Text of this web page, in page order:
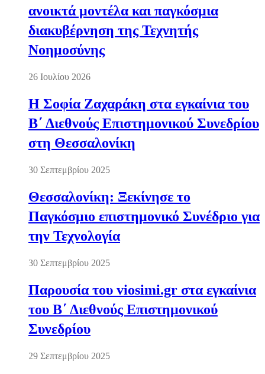
ανοικτά μοντέλα και παγκόσμια
διακυβέρνηση της Τεχνητής
Νοημοσύνης
26 Ιουλίου 2026
Η Σοφία Ζαχαράκη στα εγκαίνια του
Β΄ Διεθνούς Επιστημονικού Συνεδρίου
στη Θεσσαλονίκη
30 Σεπτεμβρίου 2025
Θεσσαλονίκη: Ξεκίνησε το
Παγκόσμιο επιστημονικό Συνέδριο για
την Τεχνολογία
30 Σεπτεμβρίου 2025
Παρουσία του viosimi.gr στα εγκαίνια
του Β΄ Διεθνούς Επιστημονικού
Συνεδρίου
29 Σεπτεμβρίου 2025